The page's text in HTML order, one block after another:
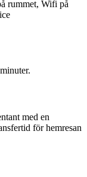
rummet, Wifi på
med en
för hemresan